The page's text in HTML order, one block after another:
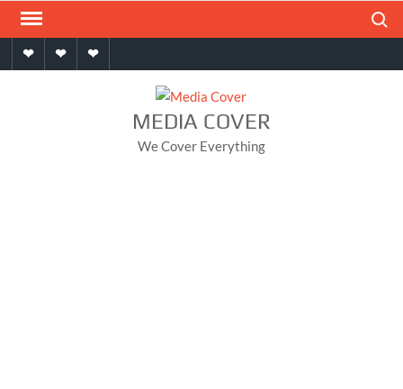
Skip
contentHomeAboutContact
MEDIA COVER
We Cover Everything